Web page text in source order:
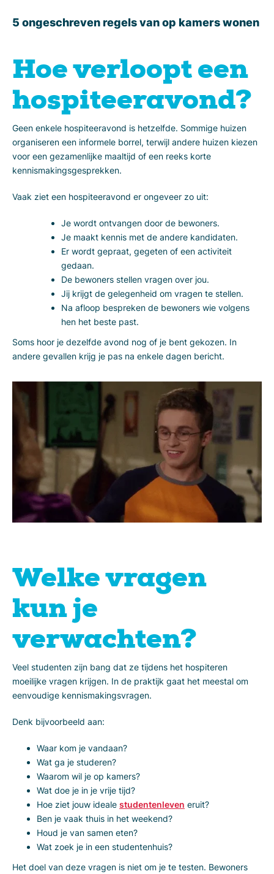
5 ongeschreven regels van op kamers wonen
Hoe verloopt een
hospiteeravond?
Geen enkele hospiteeravond is hetzelfde. Sommige huizen
organiseren een informele borrel, terwijl andere huizen kiezen
voor een gezamenlijke maaltijd of een reeks korte
kennismakingsgesprekken.
Vaak ziet een hospiteeravond er ongeveer zo uit:
Je wordt ontvangen door de bewoners.
Je maakt kennis met de andere kandidaten.
Er wordt gepraat, gegeten of een activiteit
gedaan.
De bewoners stellen vragen over jou.
Jij krijgt de gelegenheid om vragen te stellen.
Na afloop bespreken de bewoners wie volgens
hen het beste past.
Soms hoor je dezelfde avond nog of je bent gekozen. In
andere gevallen krijg je pas na enkele dagen bericht.
Welke vragen
kun je
verwachten?
Veel studenten zijn bang dat ze tijdens het hospiteren
moeilijke vragen krijgen. In de praktijk gaat het meestal om
eenvoudige kennismakingsvragen.
Denk bijvoorbeeld aan:
Waar kom je vandaan?
Wat ga je studeren?
Waarom wil je op kamers?
Wat doe je in je vrije tijd?
Hoe ziet jouw ideale studentenleven eruit?
Ben je vaak thuis in het weekend?
Houd je van samen eten?
Wat zoek je in een studentenhuis?
Het doel van deze vragen is niet om je te testen. Bewoners